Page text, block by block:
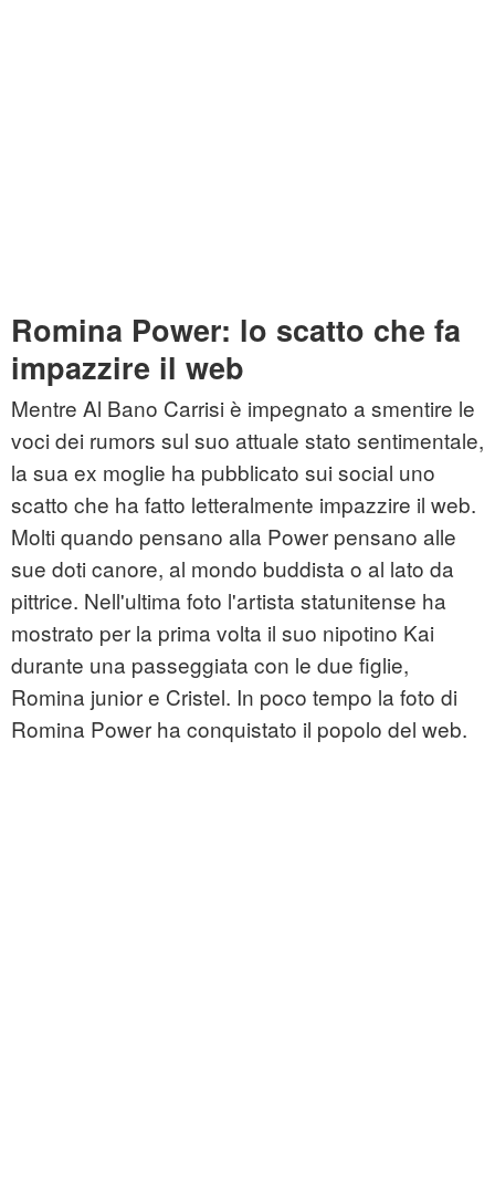
Romina Power: lo scatto che fa
impazzire il web
Mentre Al Bano Carrisi è impegnato a smentire le
voci dei rumors sul suo attuale stato sentimentale,
la sua ex moglie ha pubblicato sui social uno
scatto che ha fatto letteralmente impazzire il web.
Molti quando pensano alla Power pensano alle
sue doti canore, al mondo buddista o al lato da
pittrice. Nell'ultima foto l'artista statunitense ha
mostrato per la prima volta il suo nipotino Kai
durante una passeggiata con le due figlie,
Romina junior e Cristel. In poco tempo la foto di
Romina Power ha conquistato il popolo del web.